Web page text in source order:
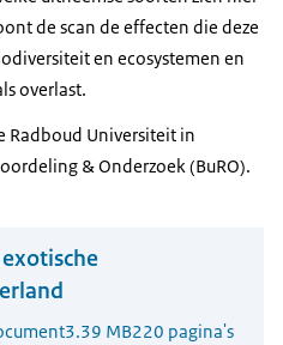
de scan de effecten die deze
en ecosystemen en
overlast.
Radboud Universiteit in
& Onderzoek (BuRO).
3.39 MB220 pagina's